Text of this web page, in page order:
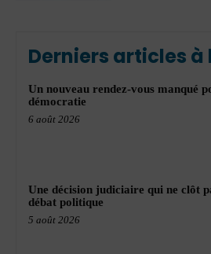
Derniers articles à
Un nouveau rendez-vous manqué
démocratie
6 août 2026
Une décision judiciaire qui ne clôt
débat politique
5 août 2026